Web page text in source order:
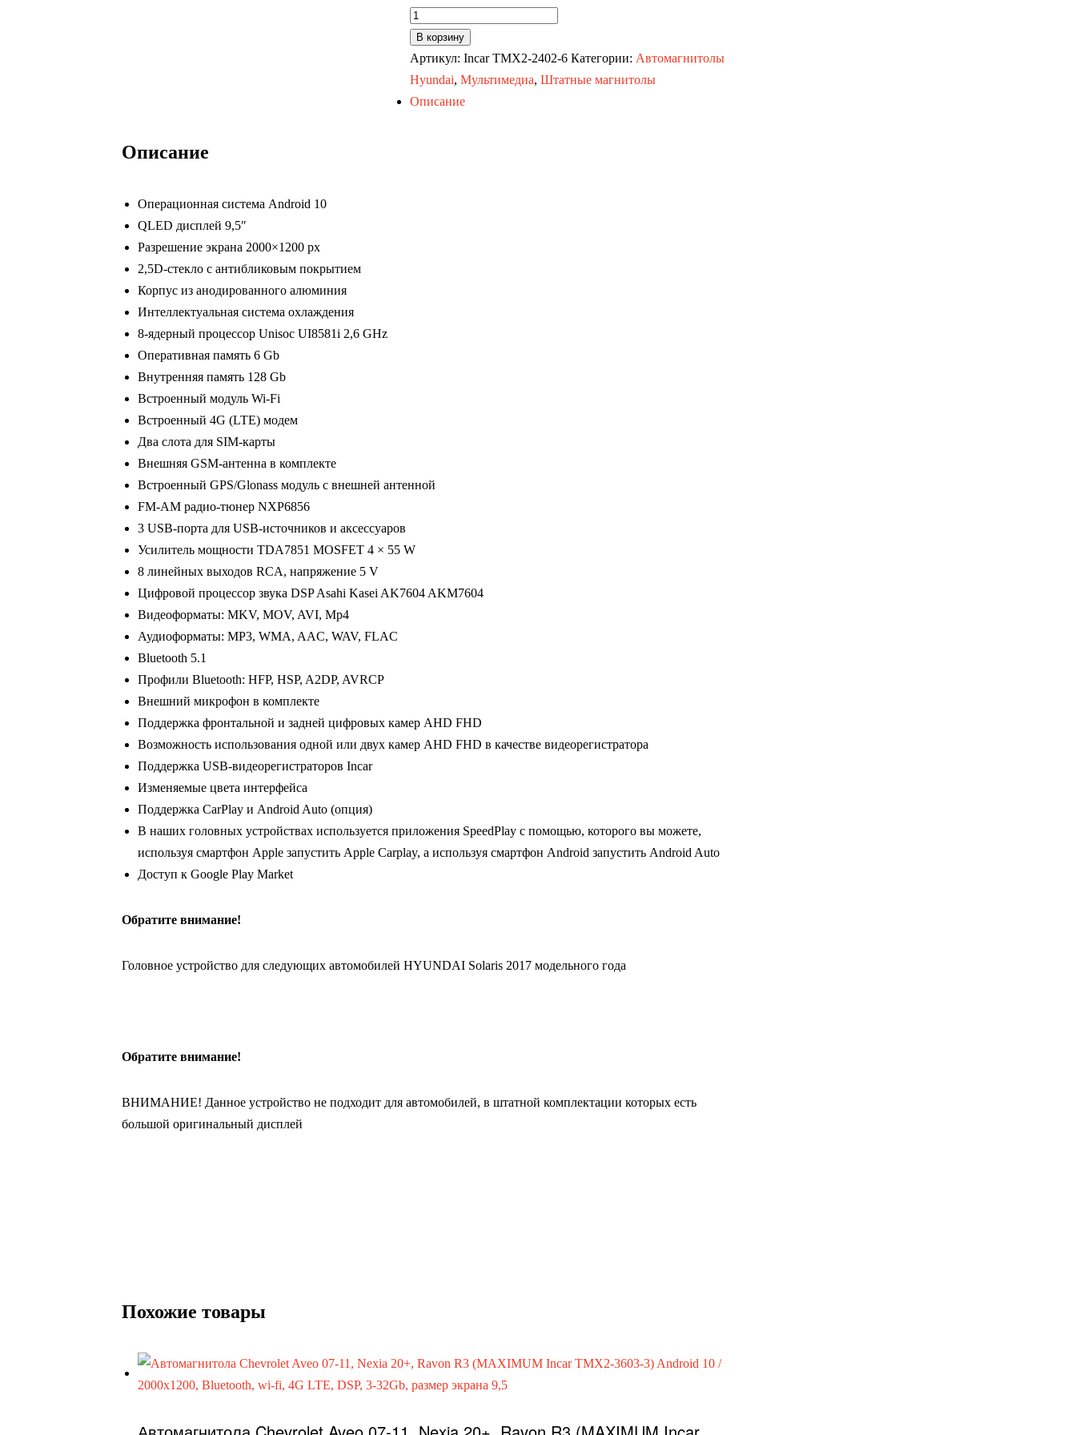
Количество
товара
Автомагнитола
Hyundai
Solaris
128Gb,
9,5
В корзину
Артикул: Incar TMX2-2402-6 Категории: Автомагнитолы
Hyundai, Мультимедиа, Штатные магнитолы
Описание
Описание
Операционная система Android 10
QLED дисплей 9,5″
Разрешение экрана 2000×1200 px
2,5D-стекло с антибликовым покрытием
Корпус из анодированного алюминия
Интеллектуальная система охлаждения
8-ядерный процессор Unisoc UI8581i 2,6 GHz
Оперативная память 6 Gb
Внутренняя память 128 Gb
Встроенный модуль Wi-Fi
Встроенный 4G (LTE) модем
Два слота для SIM-карты
Внешняя GSM-антенна в комплекте
Встроенный GPS/Glonass модуль с внешней антенной
FM-AM радио-тюнер NXP6856
3 USB-порта для USB-источников и аксессуаров
Усилитель мощности TDA7851 MOSFET 4 × 55 W
8 линейных выходов RCA, напряжение 5 V
Цифровой процессор звука DSP Asahi Kasei AK7604 AKM7604
Видеоформаты: MKV, MOV, AVI, Mp4
Аудиоформаты: MP3, WMA, AAC, WAV, FLAC
Bluetooth 5.1
Профили Bluetooth: HFP, HSP, A2DP, AVRCP
Внешний микрофон в комплекте
Поддержка фронтальной и задней цифровых камер AHD FHD
Возможность использования одной или двух камер AHD FHD в качестве видеорегистратора
Поддержка USB-видеорегистраторов Incar
Изменяемые цвета интерфейса
Поддержка CarPlay и Android Auto (опция)
В наших головных устройствах используется приложения SpeedPlay с помощью, которого вы можете,
используя смартфон Apple запустить Apple Carplay, а используя смартфон Android запустить Android Auto
Доступ к Google Play Market
Обратите внимание!
Головное устройство для следующих автомобилей HYUNDAI Solaris 2017 модельного года
Обратите внимание!
ВНИМАНИЕ! Данное устройство не подходит для автомобилей, в штатной комплектации которых есть
большой оригинальный дисплей
Похожие товары